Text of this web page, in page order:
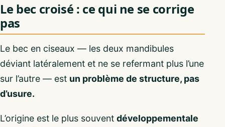
Le bec croisé : ce qui ne se corrige
pas
Le bec en ciseaux — les deux mandibules
déviant latéralement et ne se refermant plus l’une
sur l’autre — est un problème de structure, pas
d’usure.
L’origine est le plus souvent développementale